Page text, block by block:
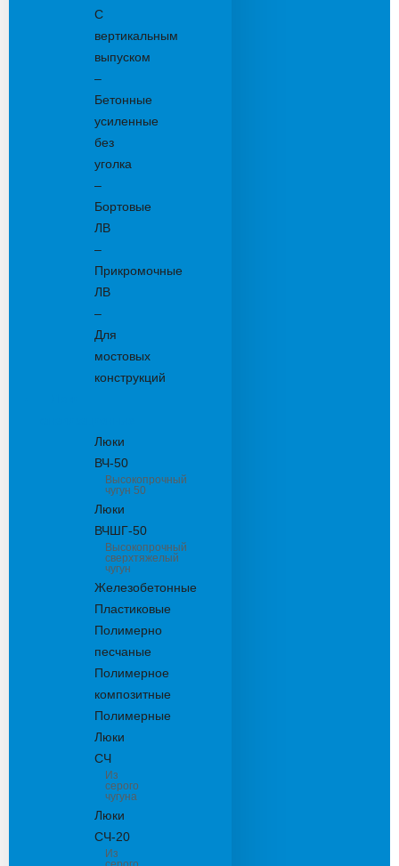
С
вертикальным
выпуском
–
Бетонные
усиленные
без
уголка
–
Бортовые
ЛВ
–
Прикромочные
ЛВ
–
Для
мостовых
конструкций
Люки
ВЧ-50
Высокопрочный
чугун 50
Люки
ВЧШГ-50
Высокопрочный
сверхтяжелый
чугун
Железобетонные
Пластиковые
Полимерно
песчаные
Полимерное
композитные
Полимерные
Люки
СЧ
Из
серого
чугуна
Люки
СЧ-20
Из